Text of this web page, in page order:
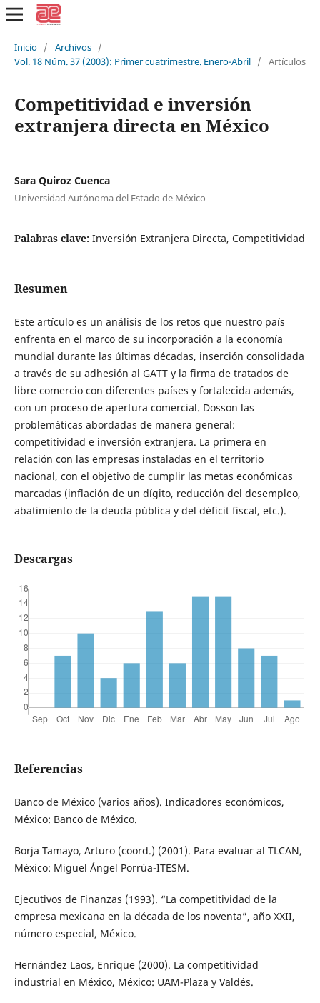
Inicio / Archivos /
Vol. 18 Núm. 37 (2003): Primer cuatrimestre. Enero-Abril / Artículos
Competitividad e inversión
extranjera directa en México
Sara Quiroz Cuenca
Universidad Autónoma del Estado de México
Palabras clave: Inversión Extranjera Directa, Competitividad
Resumen
Este artículo es un análisis de los retos que nuestro país
enfrenta en el marco de su incorporación a la economía
mundial durante las últimas décadas, inserción consolidada
a través de su adhesión al GATT y la firma de tratados de
libre comercio con diferentes países y fortalecida además,
con un proceso de apertura comercial. Dosson las
problemáticas abordadas de manera general:
competitividad e inversión extranjera. La primera en
relación con las empresas instaladas en el territorio
nacional, con el objetivo de cumplir las metas económicas
marcadas (inflación de un dígito, reducción del desempleo,
abatimiento de la deuda pública y del déficit fiscal, etc.).
Descargas
Referencias
Banco de México (varios años). Indicadores económicos,
México: Banco de México.
Borja Tamayo, Arturo (coord.) (2001). Para evaluar al TLCAN,
México: Miguel Ángel Porrúa-ITESM.
Ejecutivos de Finanzas (1993). “La competitividad de la
empresa mexicana en la década de los noventa”, año XXII,
número especial, México.
Hernández Laos, Enrique (2000). La competitividad
industrial en México, México: UAM-Plaza y Valdés.